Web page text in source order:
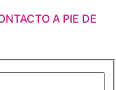
A PIE DE